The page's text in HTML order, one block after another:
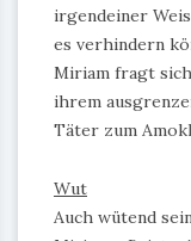
irgendeiner
es verhindern
Miriam fragt
ihrem
Täter zum
Wut
Auch wütend